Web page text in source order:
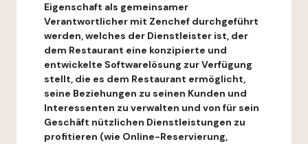
Eigenschaft als gemeinsamer
Verantwortlicher mit Zenchef durchgeführt
werden, welches der Dienstleister ist, der
dem Restaurant eine konzipierte und
entwickelte Softwarelösung zur Verfügung
stellt, die es dem Restaurant ermöglicht,
seine Beziehungen zu seinen Kunden und
Interessenten zu verwalten und von für sein
Geschäft nützlichen Dienstleistungen zu
profitieren (wie Online-Reservierung,